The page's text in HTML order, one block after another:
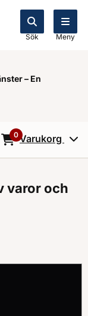
Sök Meny
– En
0Varukorg
varor och